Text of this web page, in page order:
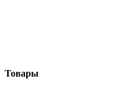
Товары